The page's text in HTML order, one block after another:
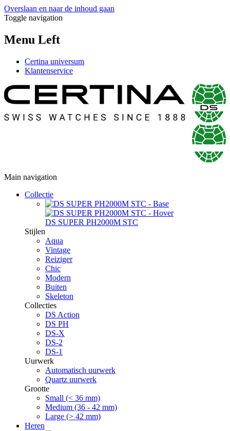
Overslaan en naar de inhoud gaan
Toggle navigation
Menu Left
Certina universum
Klantenservice
Main navigation
Collectie
DS SUPER PH2000M STC
Stijlen
Aqua
Vintage
Reiziger
Chic
Modern
Buiten
Skeleton
Collecties
DS Action
DS PH
DS-X
DS-2
DS-1
Uurwerk
Automatisch uurwerk
Quartz uurwerk
Grootte
Small (< 36 mm)
Medium (36 - 42 mm)
Large (> 42 mm)
Heren